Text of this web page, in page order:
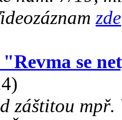
zde
se
záštitou